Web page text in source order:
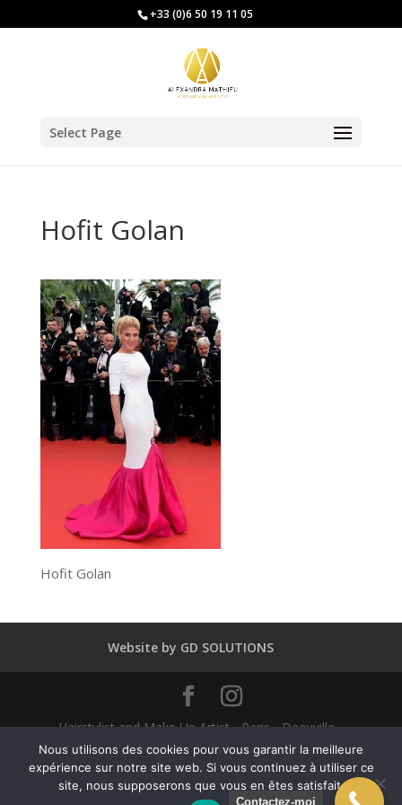
+33 (0)6 50 19 11 05
Select Page
Hofit Golan
Hofit Golan
Website by GD SOLUTIONS
Hairstylist and Make Up Artist - Paris - Deauville -
Dubaï - New York - Alexandra Mathieu 2025
Contactez-moi
English Français(French)
Nous utilisons des cookies pour vous garantir la meilleure
expérience sur notre site web. Si vous continuez à utiliser ce
site, nous supposerons que vous en êtes satisfait.